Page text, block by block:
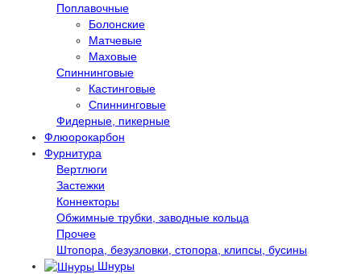
Поплавочные
Болонские
Матчевые
Маховые
Спиннинговые
Кастинговые
Спиннинговые
Фидерные, пикерные
Флюорокарбон
Фурнитура
Вертлюги
Застежки
Коннекторы
Обжимные трубки, заводные кольца
Прочее
Штопора, безузловки, стопора, клипсы, бусины
Шнуры